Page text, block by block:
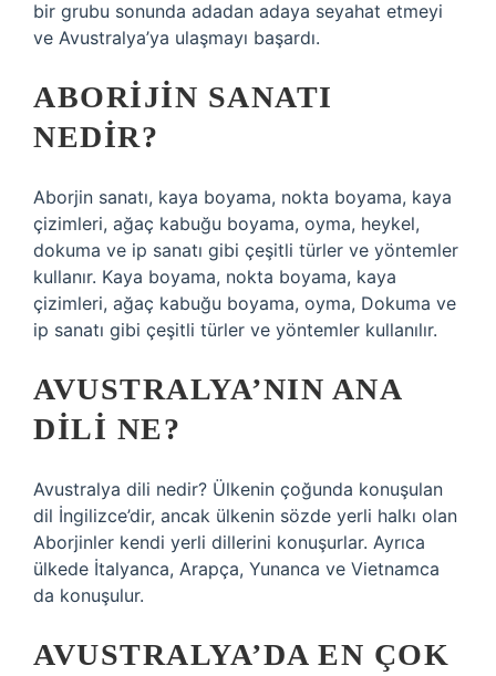
bir grubu sonunda adadan adaya seyahat etmeyi
ve Avustralya’ya ulaşmayı başardı.
ABORIJIN SANATI
NEDIR?
Aborjin sanatı, kaya boyama, nokta boyama, kaya
çizimleri, ağaç kabuğu boyama, oyma, heykel,
dokuma ve ip sanatı gibi çeşitli türler ve yöntemler
kullanır. Kaya boyama, nokta boyama, kaya
çizimleri, ağaç kabuğu boyama, oyma, Dokuma ve
ip sanatı gibi çeşitli türler ve yöntemler kullanılır.
AVUSTRALYA’NIN ANA
DILI NE?
Avustralya dili nedir? Ülkenin çoğunda konuşulan
dil İngilizce’dir, ancak ülkenin sözde yerli halkı olan
Aborjinler kendi yerli dillerini konuşurlar. Ayrıca
ülkede İtalyanca, Arapça, Yunanca ve Vietnamca
da konuşulur.
AVUSTRALYA’DA EN ÇOK